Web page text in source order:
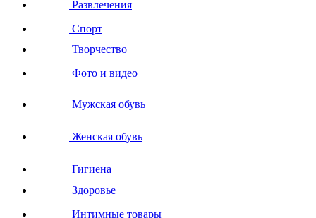
Развлечения
Спорт
Творчество
Фото и видео
Мужская обувь
Женская обувь
Гигиена
Здоровье
Интимные товары